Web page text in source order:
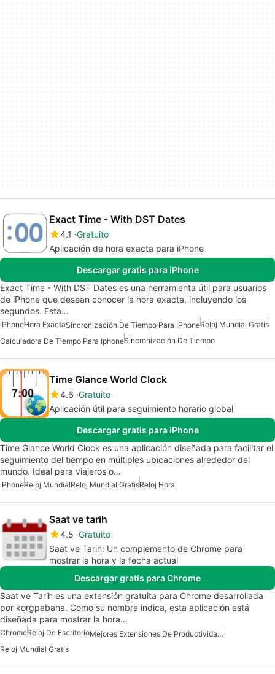
Exact Time - With DST Dates
4.1 Gratuito
Aplicación de hora exacta para iPhone
Descargar gratis para iPhone
Exact Time - With DST Dates es una herramienta útil para usuarios
de iPhone que desean conocer la hora exacta, incluyendo los
segundos. Esta…
iPhoneHora ExactaSincronización De Tiempo Para IPhoneReloj Mundial Gratis
Calculadora De Tiempo Para IphoneSincronización De Tiempo
Time Glance World Clock
4.6 Gratuito
Aplicación útil para seguimiento horario global
Descargar gratis para iPhone
Time Glance World Clock es una aplicación diseñada para facilitar el
seguimiento del tiempo en múltiples ubicaciones alrededor del
mundo. Ideal para viajeros o…
iPhoneReloj MundialReloj Mundial GratisReloj Hora
Saat ve tarih
4.5 Gratuito
Saat ve Tarih: Un complemento de Chrome para
mostrar la hora y la fecha actual
Descargar gratis para Chrome
Saat ve Tarih es una extensión gratuita para Chrome desarrollada
por korgpabaha. Como su nombre indica, esta aplicación está
diseñada para mostrar la hora…
ChromeReloj De Escritorio
Mejores Extensiones De Productividad Para Chrome
Reloj Mundial Gratis